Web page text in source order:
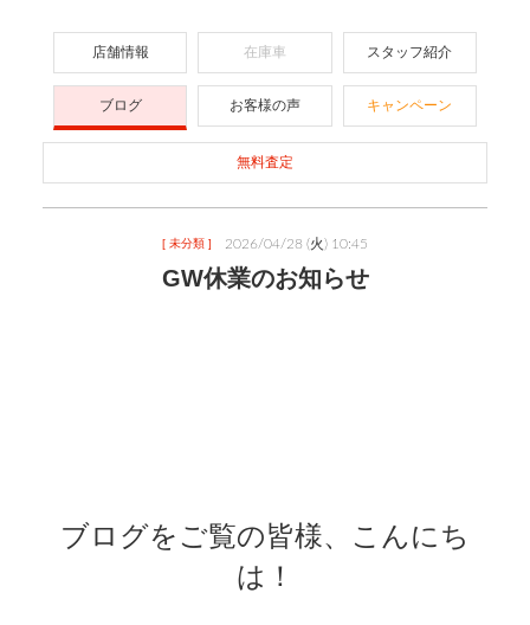
店舗情報 在庫車 スタッフ紹介
ブログ お客様の声 キャンペーン
無料査定
[ 未分類 ] 2026/04/28 (火) 10:45
GW休業のお知らせ
ブログをご覧の皆様、こんにち
は！